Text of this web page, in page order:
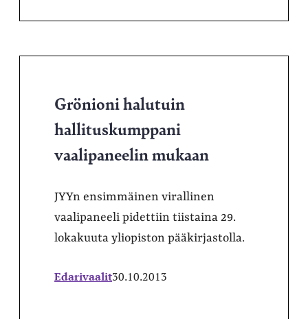
Grönioni halutuin
hallituskumppani
vaalipaneelin mukaan
JYYn ensimmäinen virallinen
vaalipaneeli pidettiin tiistaina 29.
lokakuuta yliopiston pääkirjastolla.
Edarivaalit30.10.2013